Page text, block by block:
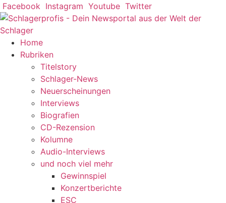
Zum
Inhalt
springen
Facebook Instagram Youtube Twitter
Home
Rubriken
Titelstory
Schlager-News
Neuerscheinungen
Interviews
Biografien
CD-Rezension
Kolumne
Audio-Interviews
und noch viel mehr
Gewinnspiel
Konzertberichte
ESC